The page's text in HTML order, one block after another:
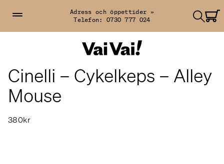
Adress och öppettider »
Telefon: 0730 777 024
Cinelli – Cykelkeps – Alley
Mouse
380kr